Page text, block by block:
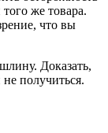
же товара.
что вы
Доказать,
получиться.